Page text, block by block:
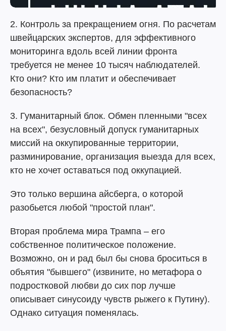
2. Контроль за прекращением огня. По расчетам
швейцарских экспертов, для эффективного
мониторинга вдоль всей линии фронта
требуется не менее 10 тысяч наблюдателей.
Кто они? Кто им платит и обеспечивает
безопасность?
3. Гуманитарный блок. Обмен пленными "всех
на всех", безусловный допуск гуманитарных
миссий на оккупированные территории,
разминирование, организация выезда для всех,
кто не хочет оставаться под оккупацией.
Это только вершина айсберга, о которой
разобьется любой "простой план".
Вторая проблема мира Трампа – его
собственное политическое положение.
Возможно, он и рад был бы снова броситься в
объятия "бывшего" (извините, но метафора о
подростковой любви до сих пор лучше
описывает синусоиду чувств рыжего к Путину).
Однако ситуация поменялась.